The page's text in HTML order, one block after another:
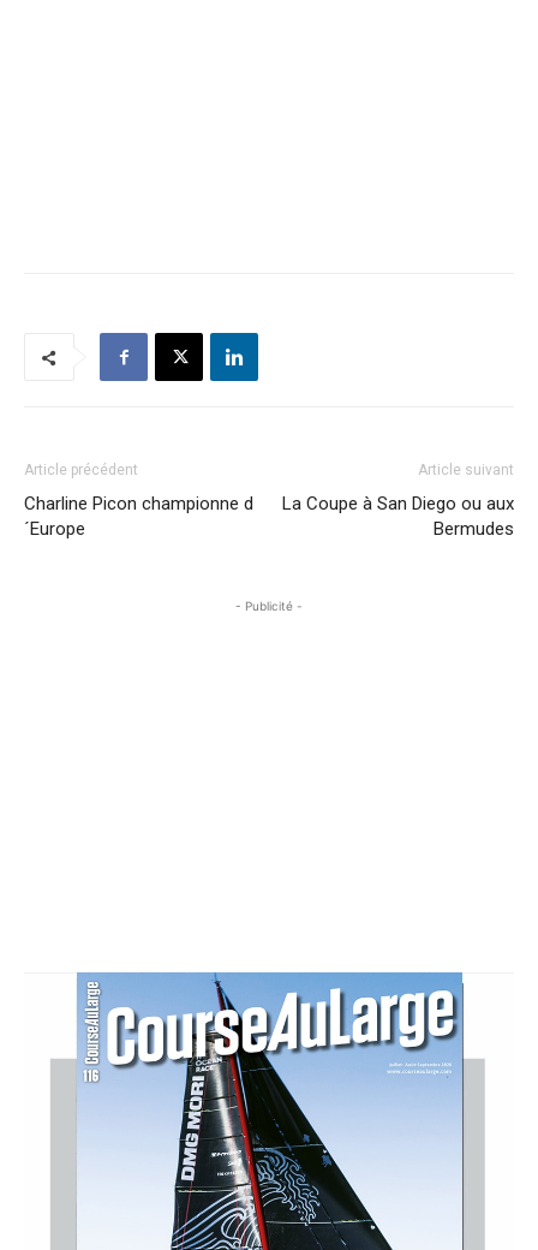
Article précédent
Charline Picon championne d
´Europe
Article suivant
La Coupe à San Diego ou aux
Bermudes
- Publicité -